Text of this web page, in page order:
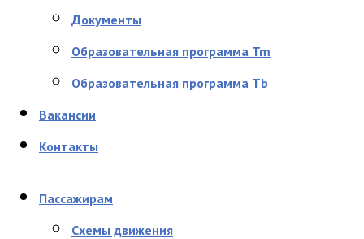
Документы
Образовательная программа Tm
Образовательная программа Tb
Вакансии
Контакты
Пассажирам
Схемы движения